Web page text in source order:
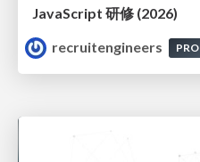
JavaScript 研修 (2026)
recruitengineers
PRO